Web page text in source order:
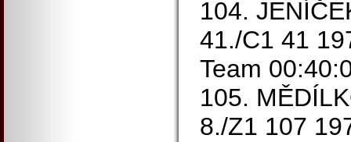
104.
41./C1 41
Team
105.
8./Z1 107